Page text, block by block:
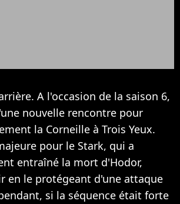
A l'occasion de la saison 6,
nouvelle rencontre pour
la Corneille à Trois Yeux.
pour le Stark, qui a
entraîné la mort d'Hodor,
en le protégeant d'une attaque
si la séquence était forte